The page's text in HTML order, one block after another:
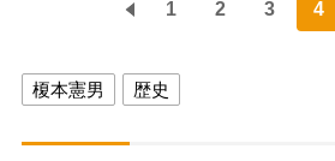
1 2 3 4
榎本憲男 歴史